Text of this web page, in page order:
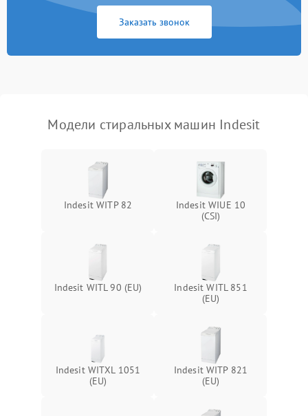
Заказать звонок
Модели стиральных машин Indesit
Indesit WITP 82
Indesit WIUE 10
(CSI)
Indesit WITL 90 (EU)
Indesit WITL 851
(EU)
Indesit WITXL 1051
(EU)
Indesit WITP 821
(EU)